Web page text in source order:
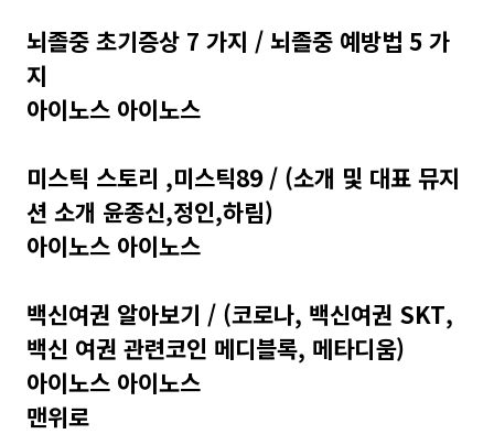
뇌졸중 초기증상 7 가지 / 뇌졸중 예방법 5 가
지
아이노스 아이노스
미스틱 스토리 ,미스틱89 / (소개 및 대표 뮤지
션 소개 윤종신,정인,하림)
아이노스 아이노스
백신여권 알아보기 / (코로나, 백신여권 SKT,
백신 여권 관련코인 메디블록, 메타디움)
아이노스 아이노스
맨위로